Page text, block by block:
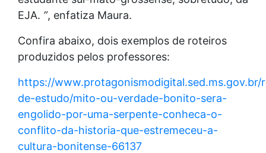
EJA. ”, enfatiza Maura.
Confira abaixo, dois exemplos de roteiros
produzidos pelos professores:
https://www.protagonismodigital.sed.ms.gov.br/
de-estudo/mito-ou-verdade-bonito-sera-
engolido-por-uma-serpente-conheca-o-
conflito-da-historia-que-estremeceu-a-
cultura-bonitense-66137